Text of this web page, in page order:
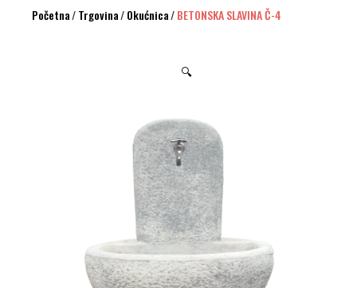
Početna/Trgovina/Okućnica/BETONSKA SLAVINA Č-4
🔍